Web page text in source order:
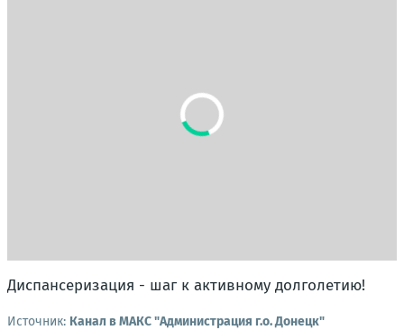
Диспансеризация - шаг к активному долголетию!
Источник: Канал в МАКС "Администрация г.о. Донецк"